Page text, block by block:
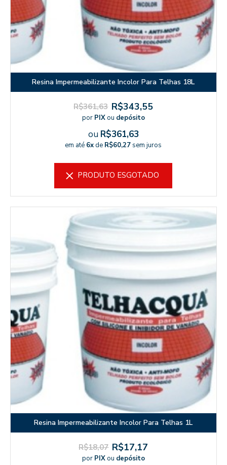
Resina Impermeabilizante Incolor Para Telhas 18L
R$361,63 R$343,55
por PIXou depósito
ou R$361,63
em até 6xde R$60,27 sem juros
PRODUTO ESGOTADO
Resina Impermeabilizante Incolor Para Telhas 1L
R$18,07 R$17,17
por PIXou depósito